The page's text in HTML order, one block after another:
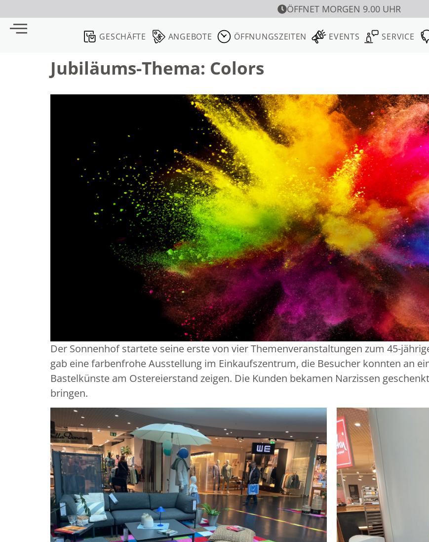
ÖFFNET MORGEN 9.00 UHR
GESCHÄFTE ANGEBOTE ÖFFNUNGSZEITEN EVENTS SERVICE
Jubiläums-Thema: Colors
Der Sonnenhof startete seine erste von vier Themenveranstaltungen zum 45-
gab eine farbenfrohe Ausstellung im Einkaufszentrum, die Besucher konnten an
Bastelkünste am Ostereierstand zeigen. Die Kunden bekamen Narzissen
bringen.